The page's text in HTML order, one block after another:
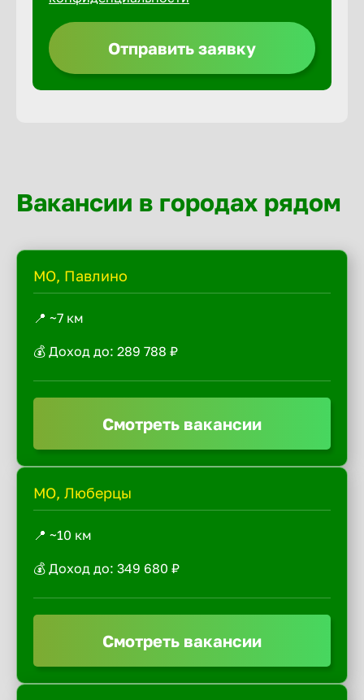
Отправить заявку
Вакансии в городах рядом
МО, Павлино
📍 ~7 км
💰 Доход до: 289 788 ₽
Смотреть вакансии
МО, Люберцы
📍 ~10 км
💰 Доход до: 349 680 ₽
Смотреть вакансии